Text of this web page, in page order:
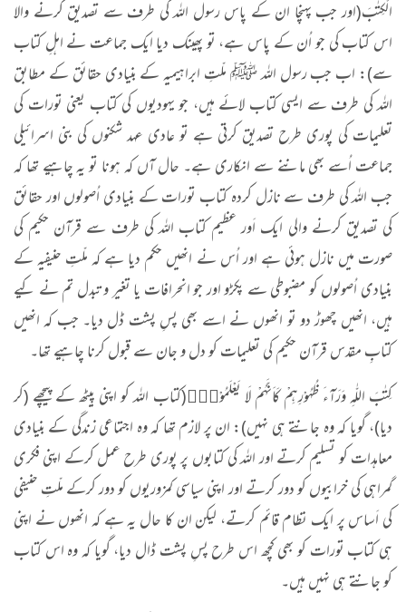
الْكِتٰبَ(اور جب پہنچا ان کے پاس رسول اللہ کی طرف سے تصدیق کرنے والا
اس کتاب کی جو اُن کے پاس ہے، تو پھینک دیا ایک جماعت نے اہلِ کتاب
سے): اب جب رسول اللہ ﷺ ملّتِ ابراہیمیہ کے بنیادی حقائق کے مطابق
اللہ کی طرف سے ایسی کتاب لائے ہیں، جو یہودیوں کی کتاب یعنی تورات کی
تعلیمات کی پوری طرح تصدیق کرتی ہے تو عادی عہد شکنوں کی بنی اسرائیلی
جماعت اُسے بھی ماننے سے انکاری ہے۔ حال آں کہ ہونا تو یہ چاہیے تھا کہ
جب اللہ کی طرف سے نازل کردہ کتاب تورات کے بنیادی اُصولوں اور حقائق
کی تصدیق کرنے والی ایک اَور عظیم کتاب اللہ کی طرف سے قرآن حکیم کی
صورت میں نازل ہوئی ہے اور اُس نے انھیں حکم دیا ہے کہ ملّتِ حنیفیہ کے
بنیادی اُصولوں کو مضبوطی سے پکڑو اور جو انحرافات یا تغیر و تبدل تم نے کیے
ہیں، انھیں چھوڑ دو تو انھوں نے اسے بھی پسِ پشت ڈل دیا۔ جب کہ انھیں
کتابِ مقدس قرآن حکیم کی تعلیمات کو دل و جان سے قبول کرنا چاہیے تھا۔
كِتٰبَ اللّٰهِ وَرَآءَ ظُهُوْرِهِمْ كَاَنَّهُمْ لَا یَعْلَمُوْنَ٘(کتاب اللہ کو اپنی پیٹھ کے پیچھے (کر
دیا)، گویا کہ وہ جانتے ہی نہیں): ان پر لازم تھا کہ وہ اجتماعی زندگی کے بنیادی
معاہدات کو تسلیم کرتے اور اللہ کی کتابوں پر پوری طرح عمل کرکے اپنی فکری
گمراہی کی خرابیوں کو دور کرتے اور اپنی سیاسی کمزوریوں کو دور کرکے ملّتِ حنیفی
کی اَساس پر ایک نظام قائم کرتے، لیکن ان کا حال یہ ہے کہ انھوں نے اپنی
ہی کتاب تورات کو بھی کچھ اس طرح پسِ پشت ڈال دیا، گویا کہ وہ اس کتاب
کو جانتے ہی نہیں ہیں۔